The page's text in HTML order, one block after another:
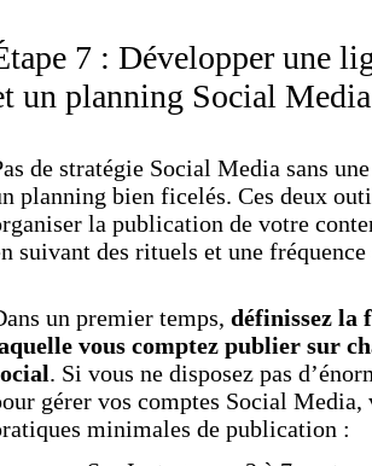
7 : Développer une
un planning Social Media
de stratégie Social Media sans
planning bien ficelés. Ces deux
la publication de votre
suivant des rituels et une
un premier temps, définissez la
vous comptez publier sur
. Si vous ne disposez pas
gérer vos comptes Social Media,
minimales de publication :